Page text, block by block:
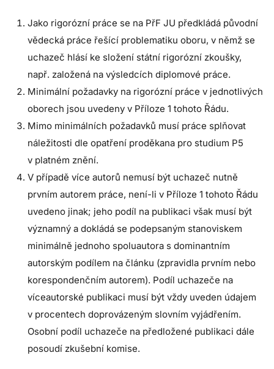
Jako rigorózní práce se na PřF JU předkládá původní
vědecká práce řešící problematiku oboru, v němž se
uchazeč hlásí ke složení státní rigorózní zkoušky,
např. založená na výsledcích diplomové práce.
Minimální požadavky na rigorózní práce v jednotlivých
oborech jsou uvedeny v Příloze 1 tohoto Řádu.
Mimo minimálních požadavků musí práce splňovat
náležitosti dle opatření proděkana pro studium P5
v platném znění.
V případě více autorů nemusí být uchazeč nutně
prvním autorem práce, není-li v Příloze 1 tohoto Řádu
uvedeno jinak; jeho podíl na publikaci však musí být
významný a dokládá se podepsaným stanoviskem
minimálně jednoho spoluautora s dominantním
autorským podílem na článku (zpravidla prvním nebo
korespondenčním autorem). Podíl uchazeče na
víceautorské publikaci musí být vždy uveden údajem
v procentech doprovázeným slovním vyjádřením.
Osobní podíl uchazeče na předložené publikaci dále
posoudí zkušební komise.